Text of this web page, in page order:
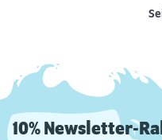
10% Newsletter-